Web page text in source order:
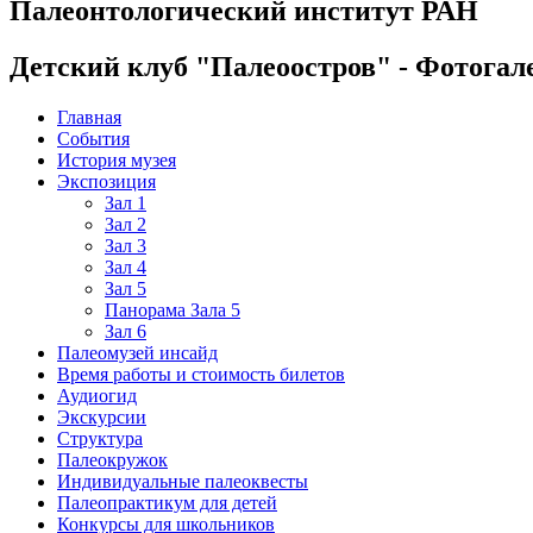
Палеонтологический институт РАН
Детский клуб "Палеоостров" -
Главная
События
История музея
Экспозиция
Зал 1
Зал 2
Зал 3
Зал 4
Зал 5
Панорама Зала 5
Зал 6
Палеомузей инсайд
Время работы и стоимость билетов
Аудиогид
Экскурсии
Структура
Палеокружок
Индивидуальные палеоквесты
Палеопрактикум для детей
Конкурсы для школьников